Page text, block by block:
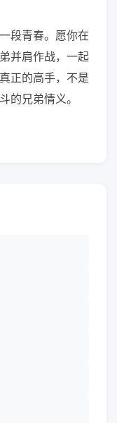
段青春。愿你在
并肩作战，一起
正的高手，不是
的兄弟情义。